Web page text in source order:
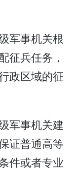
军事机关根
征兵任务，
政区域的征
军事机关建
证普通高等
件或者专业